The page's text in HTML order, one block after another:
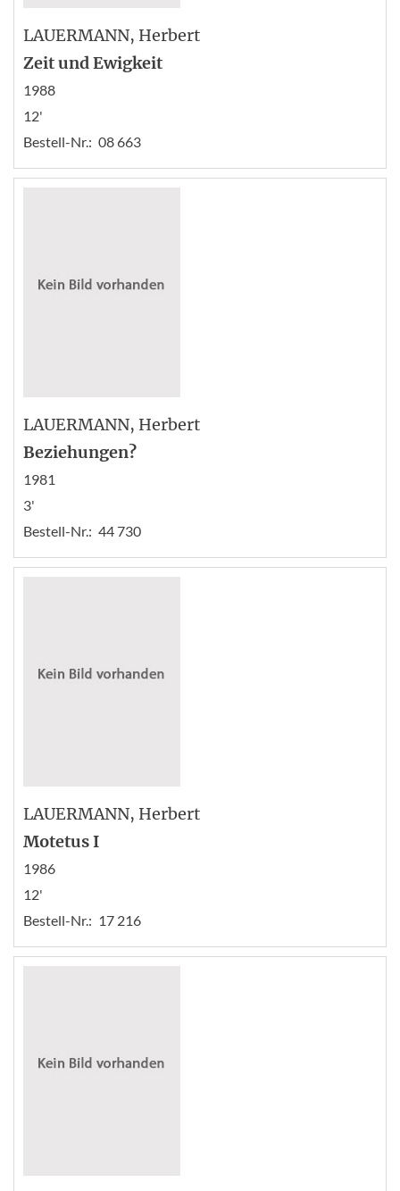
LAUERMANN, Herbert
Zeit und Ewigkeit
1988
12'
Bestell-Nr.: 08 663
LAUERMANN, Herbert
Beziehungen?
1981
3'
Bestell-Nr.: 44 730
LAUERMANN, Herbert
Motetus I
1986
12'
Bestell-Nr.: 17 216